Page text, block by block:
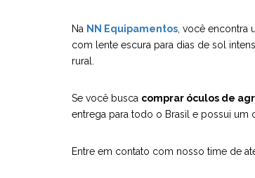
Na NN Equipamentos , você
com lente escura para dias de sol
rural.
Se você busca comprar óculos de
entrega para todo o Brasil e possui
Entre em contato com nosso time de